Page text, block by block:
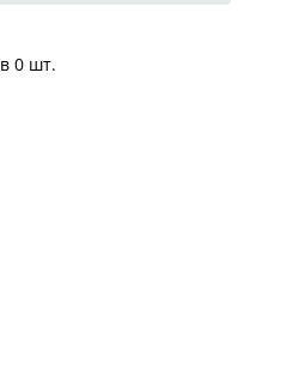
0 шт.